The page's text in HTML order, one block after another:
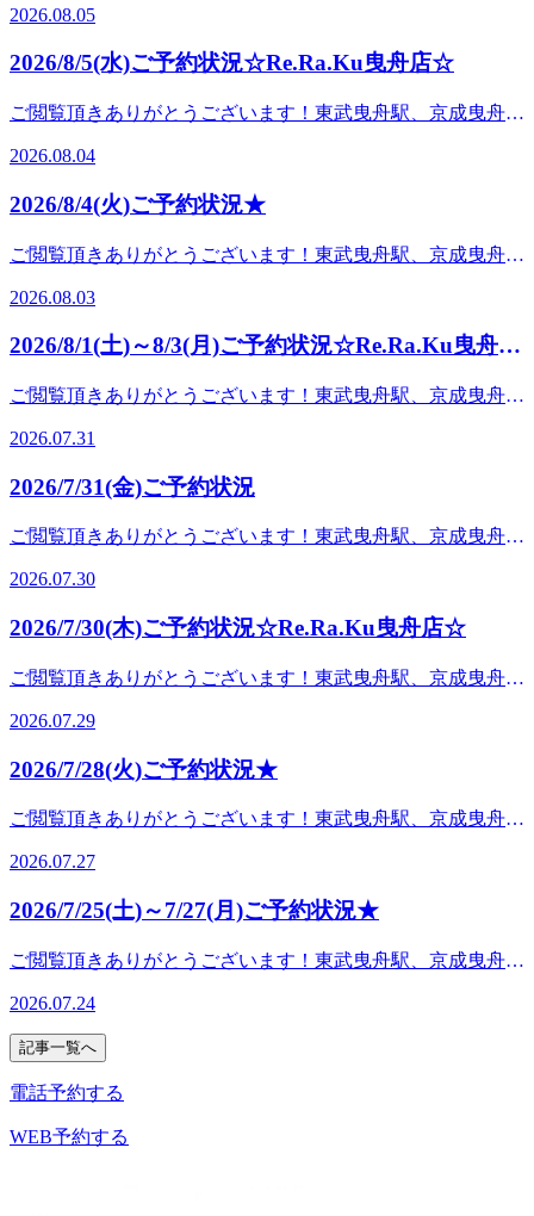
定義されており、2026(令和8)年は8月7日に該当します。立
め、秋の気配が感じられることから「秋の気配が立つ日」と
も続く暑さを残暑と呼ぶ習わしがありますが、近年では全国
Re.Ra.Kuでは、お疲れに合わせて、コースの提案・提供して
おります！『どんなコースが合っているのか分からない…』
という方はぜひ一度、お越しになって、私達スタッフにお聞
きください！沢山の方のご来店、お待ちしております♪『肩
甲骨ストレッチ＆骨盤ストレッチ』をとり入れたリラク系ボ
ディケア♪マッサージとは違うボディケアで、お身体リフレ
時～21時&lt;住所&gt;東京都墨田区京島 1-2-1 イトーヨー
おります！※当ブログ投稿時の予約状況をもとにして掲載し
ております。ご予約いただく際には変動が起きている場合も
ございますので、予めご了承くださいませ。みなさん こん
にちは！スタッフの中島です！最近、お客様から「夜中に足
がつることが増えた…」「ふくらはぎがパンパンで歩くのが
きやすく、水分やミネラル不足になりやすい季節です。ま
良も、足の疲れを感じやすくなる原因の一つと考えられてい
ある・ふくらはぎが張りやすい・夕方になると足が重だる
ままにすると、歩き方や姿勢にも影響し、腰や肩に負担がか
かることもあります。当店では、お身体全体のバランスを確
認しながら、脚・ふくらはぎのお疲れもしっかりケアいたし
ます。「最近足が疲れやすいな」と感じたら、お気軽にご相
談ください！本日・明日はまだご案内できるお時間がござい
ます！お買い物の合間やお仕事帰りにもぜひご利用くださ
しております！『どんなコースが合っているのか分からな
い…』という方はぜひ一度、お越しになって、私達スタッフ
にお聞きください！沢山の方のご来店、お待ちしております
ク系ボディケア♪マッサージとは違うボディケアで、お身体
&gt;10時～21時&lt;住所&gt;東京都墨田区京島 1-2-1 イト
月6日(木) のご予約状況のお知らせです！明日は11：00～
19：00や20：10～21：00のお時間帯に空きがございます。ペ
アでご案内出来るお時間もございますので是非お気軽にお越
投稿時の予約状況をもとにして掲載しております。ご予約い
ただく際には変動が起きている場合もございますので、予め
東武曳舟駅、京成曳舟駅からすぐ、Re.Ra.Ku イトーヨーカ
ドー曳舟店です♪明日、8月6日(木) のご予約状況のお知らせ
です！明日は11：00～19：00や20：10～21：00のお時間帯に
ので是非お気軽にお越しくださいませ！お電話もお待ちして
ております。ご予約いただく際には変動が起きている場合も
んにちは！8月に入り、お盆休みがもう少しという方もいら
行に行かれる予定がある方は、その前後に！お仕事の方は日
頃から頑張っている自身のメンテナンスに！Re.Ra.Kuでボデ
ィケアはいかがでしょうか？只今、夏季限定の爽快ヘッドス
パキャンペーンも開催中です！冷たい炭酸泡のスプレー
の”ひんやり感”と炭酸泡による頭部の”スッキリ感”が期待で
きる夏のイチオシオプションメニューです！ぜひボディケア
♪ Re.Ra.Kuでは、お疲れに合わせて、コースの提案・提供し
い…』という方はぜひ一度、お越しになって、私達スタッフ
♪『肩甲骨ストレッチ＆骨盤ストレッチ』をとり入れたリラ
リフレッシュ♪ Re.Ra.Ku イトーヨーカドー曳舟店〈営業時間
ーヨーカドー曳舟店2F
2026.08.05
2026/8/5(水)ご予約状況☆Re.Ra.Ku曳舟店☆
ご閲覧頂きありがとうございます！東武曳舟駅、京成曳舟駅
月5日(水) のご予約状況のお知らせです！明日は12：00～
13：40、16：20～19：20までのお時間帯に空きがございま
す。ペアでご案内出来るお時間もございますので是非お気軽
ブログ投稿時の予約状況をもとにして掲載しております。ご
予約いただく際には変動が起きている場合もございますの
で、予めご了承くださいませ。みなさん こんにちは！今日
は箸の日です！【は(8)し(4)「箸」】の語呂合わせにちなん
で、箸などの製造・卸・販売を行っている株式会社藤本商會
本店が8月4日に記念日を制定しております。箸を正しく使
談：箸の日に合わせて東京都千代田区永田町にある日枝神社
焼いて供養する箸供養祭が執り行われております。また、箸
と、「はし」の語呂合わせから「幸せの箸（橋）渡し」とし
本揃っていないと意味がないことから、お互いに支え合って
歩む夫婦の理想の姿にも例えられます。男性用と女性用がセ
ットになった「夫婦箸（めおとばし）」は、結婚祝いや結婚
記念日の贈り物にも人気です。Re.Ra.Kuでは、お疲れに合わ
せて、コースの提案・提供しております！『どんなコースが
合っているのか分からない…』という方はぜひ一度、お越し
店、お待ちしております♪『肩甲骨ストレッチ＆骨盤ストレ
ッチ』をとり入れたリラク系ボディケア♪マッサージとは違
うボディケアで、お身体リフレッシュ♪Re.Ra.Ku イトーヨー
田区京島 1-2-1 イトーヨーカドー曳舟店2F
2026.08.04
2026/8/4(火)ご予約状況★
ご閲覧頂きありがとうございます！東武曳舟駅、京成曳舟駅
月4日(火) のご予約状況のお知らせです！明日は12：00～
13：3015：00～19：30のお時間帯に空きがございます。是非
お気軽にお越しくださいませ！お電話もお待ちしておりま
ます。ご予約いただく際には変動が起きている場合もござい
ますので、予めご了承くださいませ。みなさん こんにち
辺では、新しい飲食店のオープンや駅周辺の整備が進み、以
前より街歩きを楽しむ方が増えています。駅前にも新しい店
舗が続々と登場し、今後も街の利便性向上が期待されていま
はぎがパンパン* 肩や首がこる* 腰が疲れたと感じたことは
姿勢を支える肩や腰にも負担がかかります。特に暑い季節は
れを翌日に持ち越してしまう方も少なくありません。そんな
イトーヨーカドー曳舟店では、お身体の状態に合わせて筋肉
をほぐしながらストレッチを取り入れ、一人ひとりに合わせ
た施術をご提供しています。お買い物帰りやお仕事帰りにも
立ち寄りやすい立地なので、「少し疲れたな」というタイミ
ングでもお気軽にご利用ください。疲れをため込まず、毎日
を快適に過ごせる身体づくりを一緒に目指しましょう。皆さ
ストレッチ＆骨盤ストレッチ』をとり入れたリラク系ボディ
ュ♪ Re.Ra.Ku イトーヨーカドー曳舟店〈営業時間&gt;10時～
ー曳舟店2F
2026.08.03
2026/8/1(土)～8/3(月)ご予約状況☆Re.Ra.Ku曳舟店
ご閲覧頂きありがとうございます！東武曳舟駅、京成曳舟駅
(土)～3日(月) のご予約状況のお知らせです！1日(土)13：40
～17：00、17：30～21：00までのお時間帯に空きがございま
す。2日(日)12：10～13：20、12：50～21：00までのお時間
18：00、19：00～21：00までのお時間帯に空きがございま
す。ペアでご案内出来るお時間もございますので是非お気軽
ブログ投稿時の予約状況をもとにして掲載しております。ご
予約いただく際には変動が起きている場合もございますの
で、予めご了承くださいませ。みなさん こんにちは！真夏
っちりですか？？暑さ対策の基本は、こまめな水分・塩分補
です。お部屋の涼しい工夫・エアコンと扇風機：エアコンの
用して空気を動かすと効率的です。・日差しを遮る：遮光カ
を防ぎます。外出時の対策・日傘を使う：遮熱性の高い日傘
を活用して、体にあたる直射日光と熱を減らします。・体を
冷やすグッズ：首元（太い血管がある場所）を冷やすネック
クーラーや保冷剤、ハンディファンを使います。・水分・塩
分補給：喉が渇く前に、スポーツドリンクや塩分入りのタブ
レットをこまめに口にします。まだまだ夏の猛暑は続くので
う！Re.Ra.Kuでは、お疲れに合わせて、コースの提案・提供
い…』という方はぜひ一度、お越しになって、私達スタッフ
♪『肩甲骨ストレッチ＆骨盤ストレッチ』をとり入れたリラ
2026.07.31
2026/7/31(金)ご予約状況
ご閲覧頂きありがとうございます！東武曳舟駅、京成曳舟駅
月31日(金) のご予約状況のお知らせです！明日は11：30～、
13：00～、14：30～、17：00～、19：00～のお時間帯に空き
がございます。まだご案内可能時間が多いので、お客様のご
間もございますので、是非お気軽にお越しくださいませ！お
電話もお待ちしております！※当ブログ投稿時の予約状況を
起きている場合もございますので、予めご了承くださいま
せ。みなさん こんにちは！スタッフの鈴木です！先日は熊
本県を中心とした地震があって驚きましたね…。震度7は人
ないと聞いております。私がいるこの店舗も商業施設の中で
の正しい知識をしっかり身に付けておきたいなと改めて考え
設されたようなので、少しでも応援出来たらなと思います。
事ですね。今日もお客様の健康のために頑張りま
す！ Re.Ra.Kuでは、お疲れに合わせて、コースの提案・提
供しております！『どんなコースが合っているのか分からな
い…』という方はぜひ一度、お越しになって、私達スタッフ
♪ 『肩甲骨ストレッチ＆骨盤ストレッチ』をとり入れたリラ
2026.07.30
2026/7/30(木)ご予約状況☆Re.Ra.Ku曳舟店☆
ご閲覧頂きありがとうございます！東武曳舟駅、京成曳舟駅
月30日(木) のご予約状況のお知らせです！明日は12：00～
15：30、16：10～21：00までのお時間帯に空きがございま
す。ペアでご案内出来るお時間もございますので是非お気軽
ブログ投稿時の予約状況をもとにして掲載しております。ご
予約いただく際には変動が起きている場合もございますの
は七福神の日です！七福神せんべいの製造・販売を行ってい
る株式会社幸煎餅が【しち(7)ふ(2)く(9)「七福」】の語呂合
わせにちなんで7月29日に記念日を制定しております。七福
福、五穀豊穣・毘沙門天様：福徳増進・弁財天様：音楽、弁
様：財福の七柱の神々でそれぞれの神様が、それぞれ異なる
合わせて、コースの提案・提供しております！『どんなコー
スが合っているのか分からない…』という方はぜひ一度、お
越しになって、私達スタッフにお聞きください！沢山の方の
2026.07.29
2026/7/28(火)ご予約状況★
ご閲覧頂きありがとうございます！東武曳舟駅、京成曳舟駅
月2日(火) のご予約状況のお知らせです！明日は13：00～
18：3018：30～21：00のお時間帯に空きがございます。是非
お気軽にお越しくださいませ！お電話もお待ちしておりま
ます。ご予約いただく際には変動が起きている場合もござい
ますので、予めご了承くださいませ。みなさん こんにち
は！Re.Ra.Kuイトーヨーカドー曳舟店の中島です。最近、肩
や首が重い…デスクワークが続くと背中まで張ってくる…そ
んなお悩みはありませんか？実は、その原因の一つが肩甲骨
周りの硬さかもしれません。肩甲骨は腕や首、背中などの筋
くなり、猫背や巻き肩などの姿勢の乱れに繋がることがあり
2026.07.27
2026/7/25(土)～7/27(月)ご予約状況★
ご閲覧頂きありがとうございます！東武曳舟駅、京成曳舟駅
(土)～27日(月) のご予約状況のお知らせです！25日(土)10：
00～、11：00～、12：00～、18：50～のお時間帯に空きがご
ざいます。26日(日)10：00～20：00までのお時間帯に空きが
ございます。27日(月)10：00～、12：00～18：10までのお時
いますので是非お気軽にお越しくださいませ！お電話もお待
2026.07.24
記事一覧へ
電話予約する
WEB予約する